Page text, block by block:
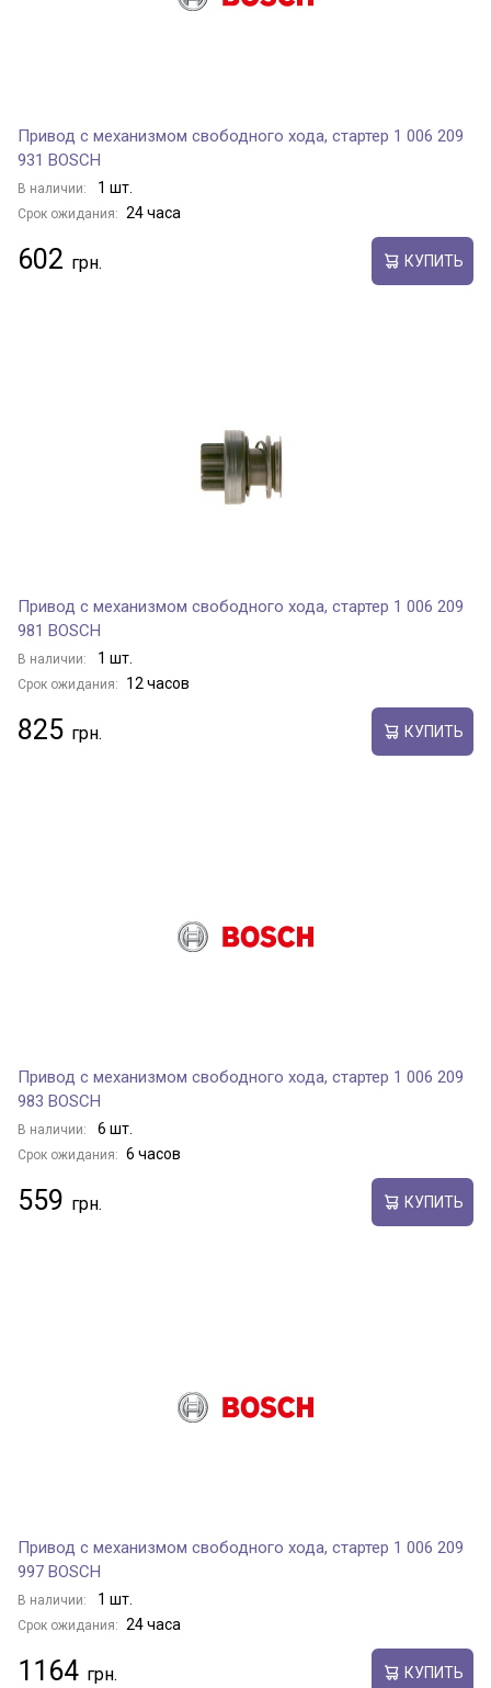
Привод с механизмом свободного хода, стартер 1 006 209
931 BOSCH
В наличии: 1 шт.
Срок ожидания: 24 часа
602 КУПИТЬ
Привод с механизмом свободного хода, стартер 1 006 209
981 BOSCH
В наличии: 1 шт.
Срок ожидания: 12 часов
825 КУПИТЬ
Привод с механизмом свободного хода, стартер 1 006 209
983 BOSCH
В наличии: 6 шт.
Срок ожидания: 6 часов
559 КУПИТЬ
Привод с механизмом свободного хода, стартер 1 006 209
997 BOSCH
В наличии: 1 шт.
Срок ожидания: 24 часа
1164 КУПИТЬ